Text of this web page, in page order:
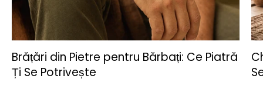
Brățări din Pietre pentru Bărbați: Ce Piatră
Ți Se Potrivește